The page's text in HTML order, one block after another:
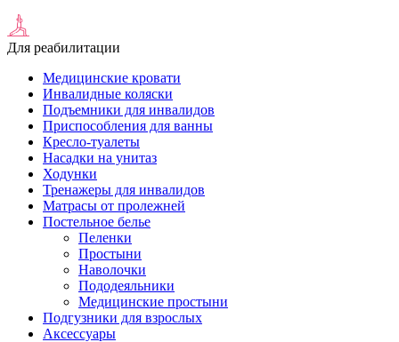
Для реабилитации
Медицинские кровати
Инвалидные коляски
Подъемники для инвалидов
Приспособления для ванны
Кресло-туалеты
Насадки на унитаз
Ходунки
Тренажеры для инвалидов
Матрасы от пролежней
Постельное белье
Пеленки
Простыни
Наволочки
Пододеяльники
Медицинские простыни
Подгузники для взрослых
Аксессуары